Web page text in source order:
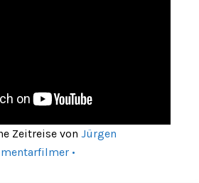
Zeitreise von Jürgen
•